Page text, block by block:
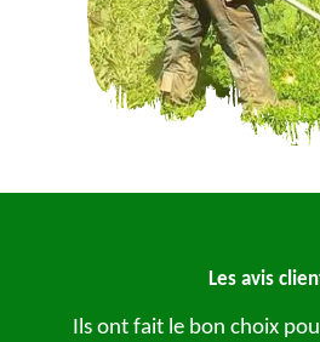
Les avis
Ils ont fait le bon choix